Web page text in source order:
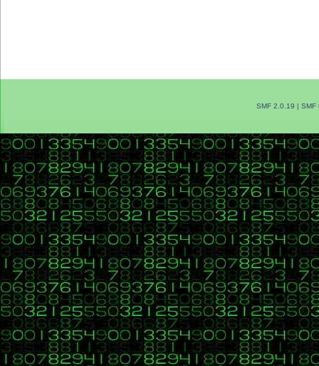
SMF 2.0.19 SMF